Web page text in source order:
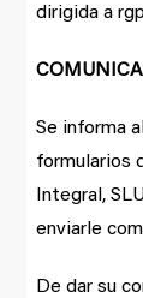
dirigida a
Se informa
formularios
Integral,
enviarle
De dar su